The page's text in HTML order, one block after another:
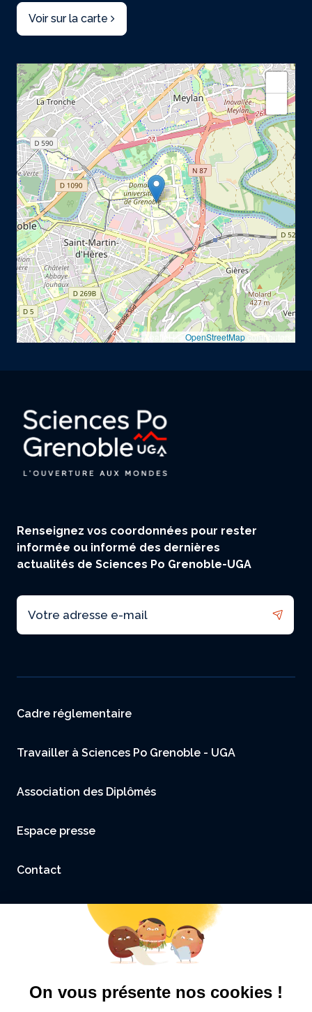
Voir sur la carte
Leaflet | © OpenStreetMapcontributors
Renseignez vos coordonnées pour rester
informée ou informé des dernières
actualités de Sciences Po Grenoble-UGA
Email
Menu footer
Cadre réglementaire
Travailler à Sciences Po Grenoble - UGA
Association des Diplômés
Espace presse
Contact
Accessibilité : non conforme
Mentions légales et Crédits
Politique de confidentialité